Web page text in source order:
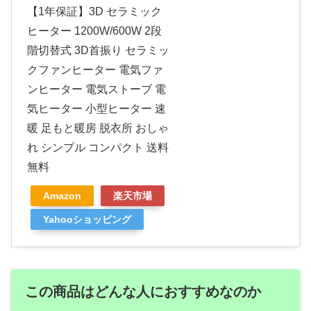
【1年保証】3D セラミック
ヒーター 1200W/600W 2段
階切替式 3D首振り セラミッ
クファンヒーター 電気ファ
ンヒーター 電気ストーブ 電
気ヒーター 小型ヒーター 速
暖 足もと暖房 脱衣所 おしゃ
れ シンプル コンパクト 送料
無料
Amazon 楽天市場
Yahooショッピング
この商品はどんな人におすすめなのか